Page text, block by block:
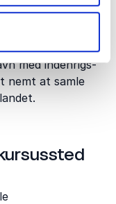
til?
via E45, tog til
med indenrigs-
nemt at samle